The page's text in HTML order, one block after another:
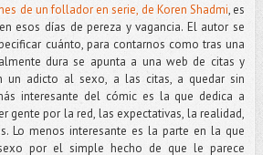
de un follador en serie, de Koren Shadmi, es
esos días de pereza y vagancia. El autor se
cuánto, para contarnos como tras una
dura se apunta a una web de citas y
un adicto al sexo, a las citas, a quedar sin
interesante del cómic es la que dedica a
gente por la red, las expectativas, la realidad,
Lo menos interesante es la parte en la que
por el simple hecho de que le parece